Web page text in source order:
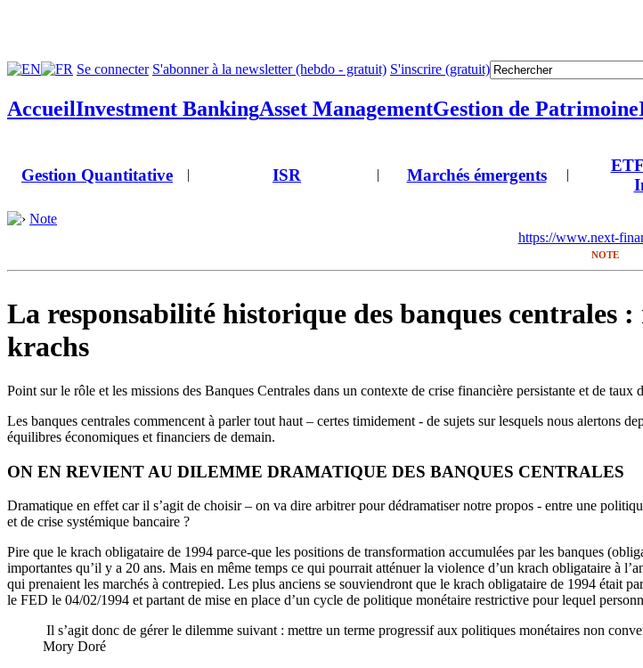
Se connecter S'abonner à la newsletter (hebdo - gratuit) S'inscrire (gratuit)
AccueilInvestment BankingAsset ManagementGestion de Patrimoine
Gestion Quantitative | ISR | Marchés émergents |
Note
https://www.next-
NOTE
La responsabilité historique des banques
krachs
Point sur le rôle et les missions des Banques Centrales dans un contexte de crise financière persistante et de taux
Les banques centrales commencent à parler tout haut – certes timidement - de sujets sur lesquels nous alertons
équilibres économiques et financiers de demain.
ON EN REVIENT AU DILEMME DRAMATIQUE DES BANQUES CENTRALES
Dramatique en effet car il s’agit de choisir – on va dire arbitrer pour dédramatiser notre propos - entre une
et de crise systémique bancaire ?
Pire que le krach obligataire de 1994 parce-que les positions de transformation accumulées par les banques
importantes qu’il y a 20 ans. Mais en même temps ce qui pourrait atténuer la violence d’un krach obligataire à
qui prenaient les marchés à contrepied. Les plus anciens se souviendront que le krach obligataire de 1994 était
le FED le 04/02/1994 et partant de mise en place d’un cycle de politique monétaire restrictive pour lequel
Il s’agit donc de gérer le dilemme suivant : mettre un terme progressif aux politiques monétaires non
Mory Doré